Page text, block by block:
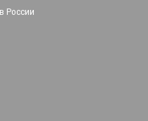
России